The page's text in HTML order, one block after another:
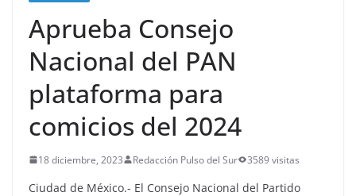
Aprueba Consejo
Nacional del PAN
plataforma para
comicios del 2024
18 diciembre, 2023 Redacción Pulso del Sur 3589 visitas
Ciudad de México.- El Consejo Nacional del Partido